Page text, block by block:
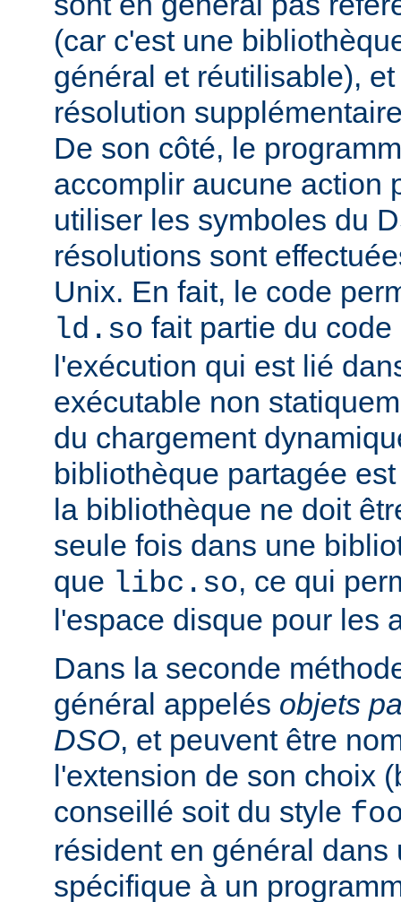
(car c'est une
général et réutilisable),
résolution
De son côté, le
accomplir aucune action
utiliser les symboles du
résolutions sont
Unix. En fait, le code
ld.so fait partie du
l'exécution qui est lié
exécutable non
du chargement
bibliothèque partagée
la bibliothèque ne doit
seule fois dans une
que libc.so, ce qui
l'espace disque pour les
Dans la seconde
général appelés objets
DSO, et peuvent être
l'extension de son choix
conseillé soit du style
résident en général dans
spécifique à un